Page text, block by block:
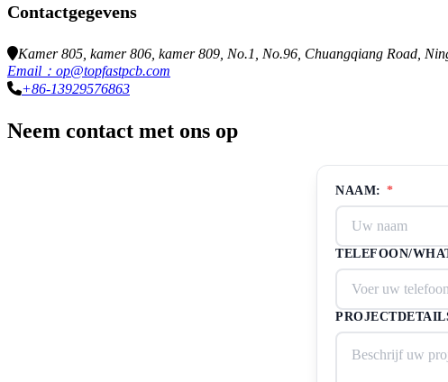
Contactgegevens
Kamer 805, kamer 806, kamer 809, No.1, No.96, Chuangqiang Road,
Email：op@topfastpcb.com
+86-13929576863
Neem contact met ons op
NAAM: *
TELEFOON/